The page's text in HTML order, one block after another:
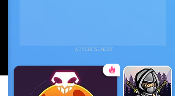
ADVERTISEMENT